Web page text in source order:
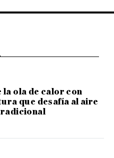
la ola de calor con
que desafía al aire